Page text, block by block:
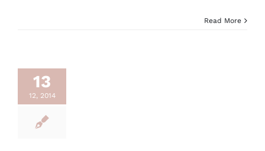
Read More
13
12, 2014